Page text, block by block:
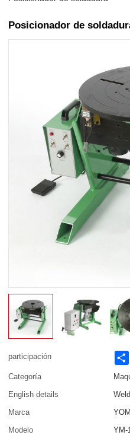
Posicionador de
participación
Categoría
English details
Marca
Modelo
YM-